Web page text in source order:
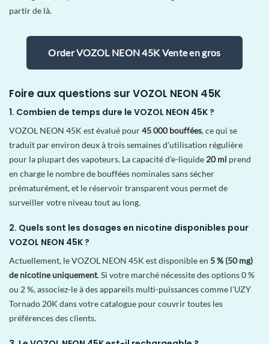
partir de là.
Order VOZOL NEON 45K Vente en gros
Foire aux questions sur VOZOL NEON 45K
1. Combien de temps dure le VOZOL NEON 45K ?
VOZOL NEON 45K est évalué pour45 000 bouffées, ce qui se
traduit par environ deux à trois semaines d’utilisation régulière
pour la plupart des vapoteurs. La capacité d’e-liquide 20 ml prend
en charge le nombre de bouffées nominales sans sécher
prématurément, et le réservoir transparent vous permet de
surveiller votre niveau tout au long.
2. Quels sont les dosages en nicotine disponibles pour
VOZOL NEON 45K ?
Actuellement, le VOZOL NEON 45K est disponible en 5 % (50 mg)
de nicotine uniquement. Si votre marché nécessite des options 0 %
ou 2 %, associez-le à des appareils multi-puissances comme l’UZY
Tornado 20K dans votre catalogue pour couvrir toutes les
préférences des clients.